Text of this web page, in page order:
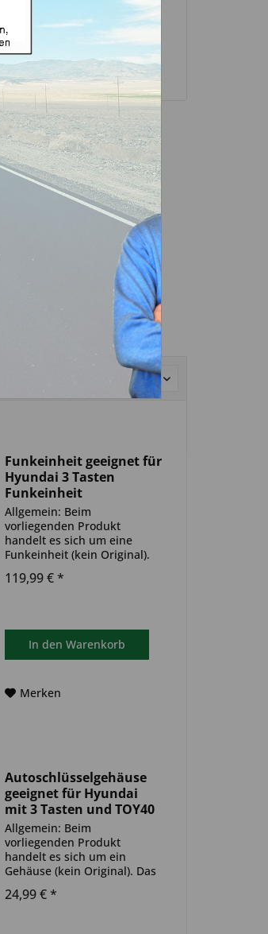
Transponder
Funkeinheit geeignet für
Hyundai 3 Tasten
Funkeinheit
(Aftermarket Produkt)
Allgemein: Beim
vorliegenden Produkt
handelt es sich um eine
Funkeinheit (kein Original).
(Transponder) in der
geeignet für: Hyundai
Produkttyp: einzelne
119,99 € *
In den Warenkorb
Merken
Autoschlüsselgehäuse
geeignet für Hyundai
mit 3 Tasten und TOY40
(Aftermarket Produkt)
Allgemein: Beim
vorliegenden Produkt
handelt es sich um ein
Gehäuse (kein Original). Das
Austausch beschädigter oder
24,99 € *